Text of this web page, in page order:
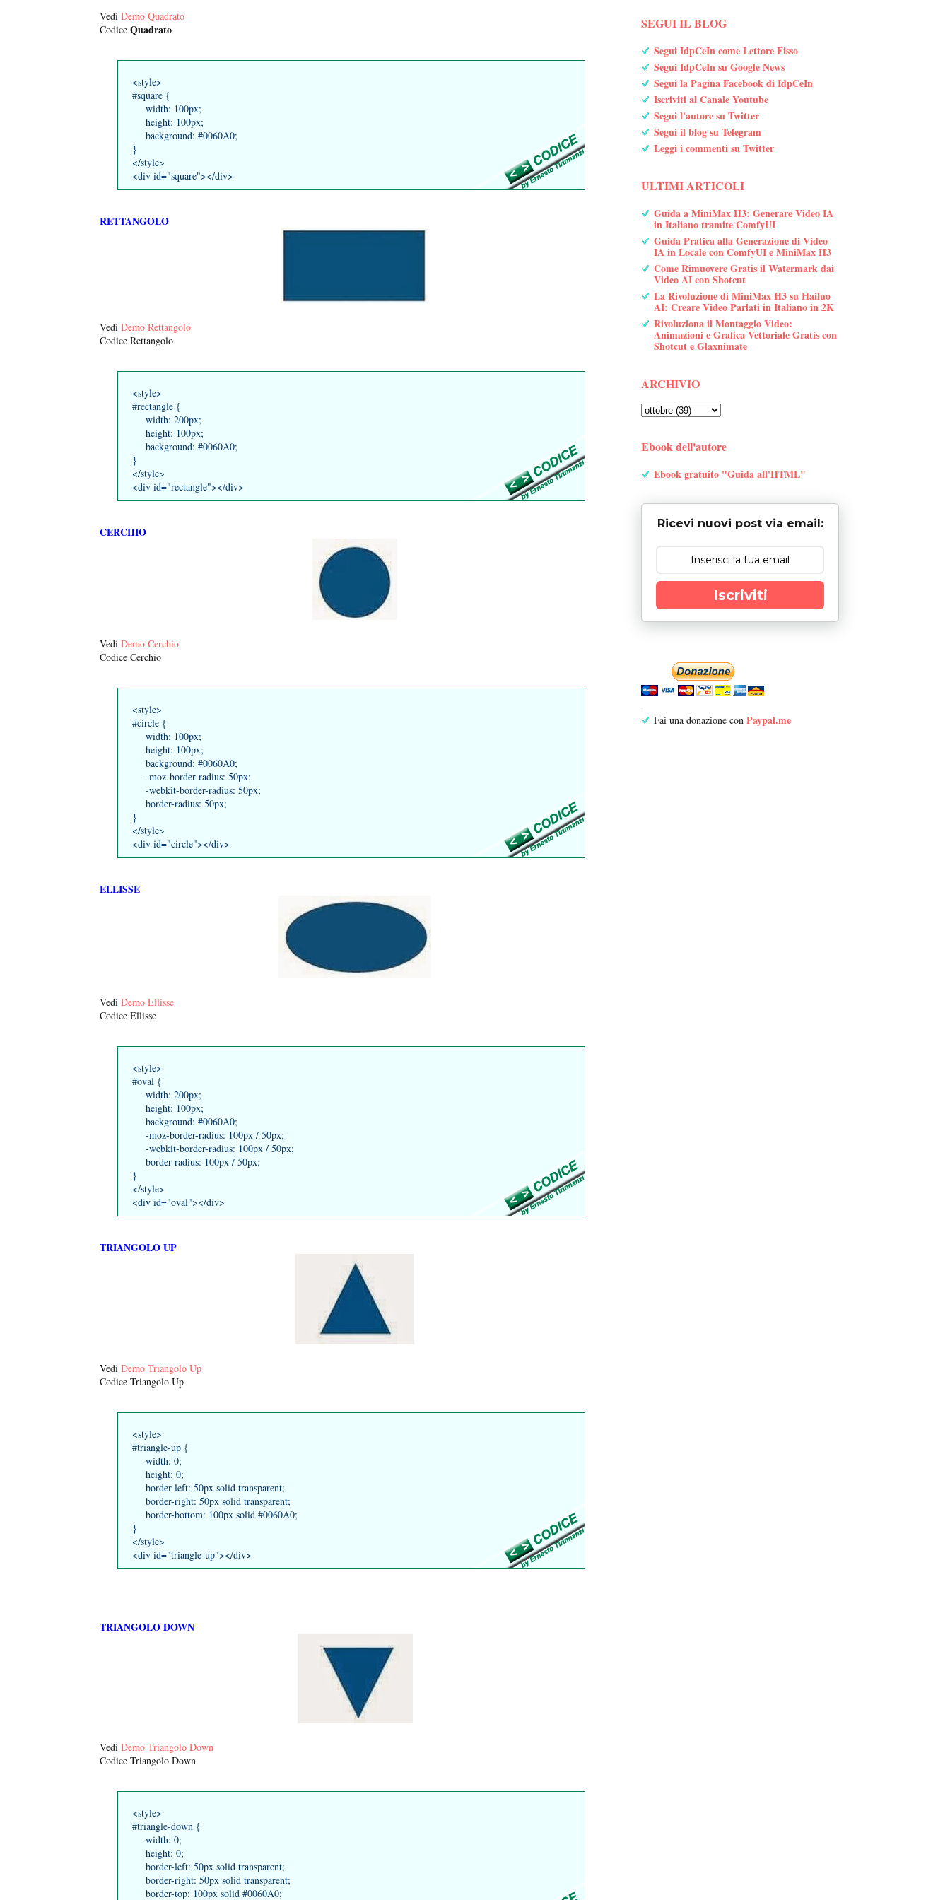
Vedi Demo Quadrato
Codice Quadrato
<style>
#square {
width: 100px;
height: 100px;
background: #0060A0;
}
</style>
<div id="square"></div>
RETTANGOLO
Vedi Demo Rettangolo
Codice Rettangolo
<style>
#rectangle {
width: 200px;
height: 100px;
background: #0060A0;
}
</style>
<div id="rectangle"></div>
CERCHIO
Vedi Demo Cerchio
Codice Cerchio
<style>
#circle {
width: 100px;
height: 100px;
background: #0060A0;
-moz-border-radius: 50px;
-webkit-border-radius: 50px;
border-radius: 50px;
}
</style>
<div id="circle"></div>
ELLISSE
Vedi Demo Ellisse
Codice Ellisse
<style>
#oval {
width: 200px;
height: 100px;
background: #0060A0;
-moz-border-radius: 100px / 50px;
-webkit-border-radius: 100px / 50px;
border-radius: 100px / 50px;
}
</style>
<div id="oval"></div>
TRIANGOLO UP
Vedi Demo Triangolo Up
Codice Triangolo Up
<style>
#triangle-up {
width: 0;
height: 0;
border-left: 50px solid transparent;
border-right: 50px solid transparent;
border-bottom: 100px solid #0060A0;
}
</style>
<div id="triangle-up"></div>
TRIANGOLO DOWN
Vedi Demo Triangolo Down
Codice Triangolo Down
<style>
#triangle-down {
width: 0;
height: 0;
border-left: 50px solid transparent;
border-right: 50px solid transparent;
border-top: 100px solid #0060A0;
SEGUI IL BLOG
Segui IdpCeIn come Lettore Fisso
Segui IdpCeIn su Google News
Segui la Pagina Facebook di IdpCeIn
Iscriviti al Canale Youtube
Segui l'autore su Twitter
Segui il blog su Telegram
Leggi i commenti su Twitter
ULTIMI ARTICOLI
Guida a MiniMax H3: Generare Video IA
in Italiano tramite ComfyUI
Guida Pratica alla Generazione di Video
IA in Locale con ComfyUI e MiniMax H3
Come Rimuovere Gratis il Watermark dai
Video AI con Shotcut
La Rivoluzione di MiniMax H3 su Hailuo
AI: Creare Video Parlati in Italiano in 2K
Rivoluziona il Montaggio Video:
Animazioni e Grafica Vettoriale Gratis con
Shotcut e Glaxnimate
ARCHIVIO
Ebook dell'autore
Ebook gratuito "Guida all'HTML"
Ricevi nuovi post via email:
Iscriviti
Fai una donazione con Paypal.me